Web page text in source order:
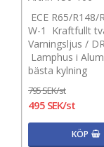
ECE R65/R148/
W-1 Kraftfullt
Varningsljus /
Lamphus i
bästa kylning
795 SEK/st
495 SEK/st
KÖP